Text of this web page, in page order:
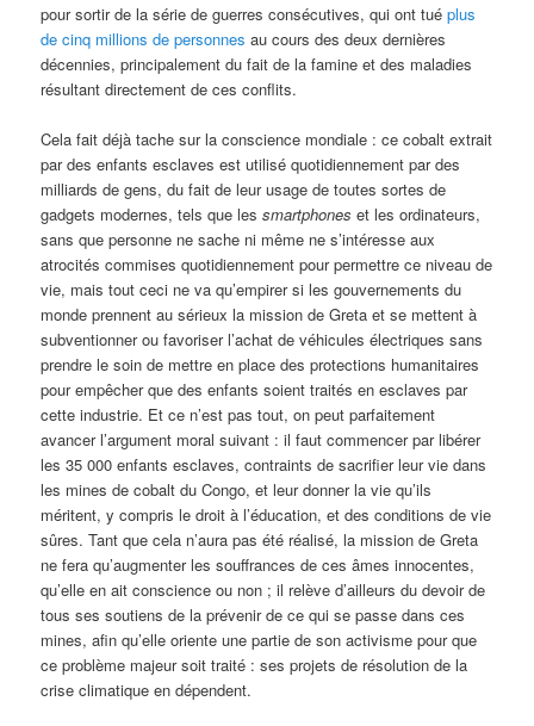
pour sortir de la série de guerres consécutives, qui ont tuéplus
de cinq millions de personnes au cours des deux dernières
décennies, principalement du fait de la famine et des maladies
résultant directement de ces conflits.
Cela fait déjà tache sur la conscience mondiale : ce cobalt extrait
par des enfants esclaves est utilisé quotidiennement par des
milliards de gens, du fait de leur usage de toutes sortes de
gadgets modernes, tels que lessmartphones et les ordinateurs,
sans que personne ne sache ni même ne s’intéresse aux
atrocités commises quotidiennement pour permettre ce niveau de
vie, mais tout ceci ne va qu’empirer si les gouvernements du
monde prennent au sérieux la mission de Greta et se mettent à
subventionner ou favoriser l’achat de véhicules électriques sans
prendre le soin de mettre en place des protections humanitaires
pour empêcher que des enfants soient traités en esclaves par
cette industrie. Et ce n’est pas tout, on peut parfaitement
avancer l’argument moral suivant : il faut commencer par libérer
les 35 000 enfants esclaves, contraints de sacrifier leur vie dans
les mines de cobalt du Congo, et leur donner la vie qu’ils
méritent, y compris le droit à l’éducation, et des conditions de vie
sûres. Tant que cela n’aura pas été réalisé, la mission de Greta
ne fera qu’augmenter les souffrances de ces âmes innocentes,
qu’elle en ait conscience ou non ; il relève d’ailleurs du devoir de
tous ses soutiens de la prévenir de ce qui se passe dans ces
mines, afin qu’elle oriente une partie de son activisme pour que
ce problème majeur soit traité : ses projets de résolution de la
crise climatique en dépendent.